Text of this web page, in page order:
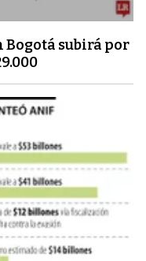
Bogotá subirá por